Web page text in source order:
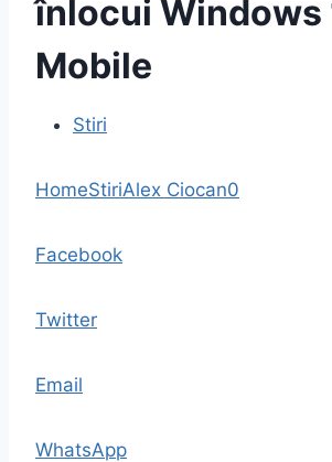
înlocui Windows
Mobile
Stiri
HomeStiriAlex Ciocan0
Facebook
Twitter
Email
WhatsApp